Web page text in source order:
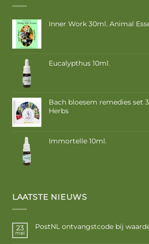
Inner Work 30ml. Animal
Eucalypthus 10ml.
Bach bloesem remedies set
Herbs
was:
€ 445,00.
is:
€ 399,00.
Immortelle 10ml.
LAATSTE NIEUWS
23
mei
PostNL ontvangstcode bij